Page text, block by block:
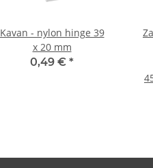
Kavan - nylon hinge 39
x 20 mm
0,49 € *